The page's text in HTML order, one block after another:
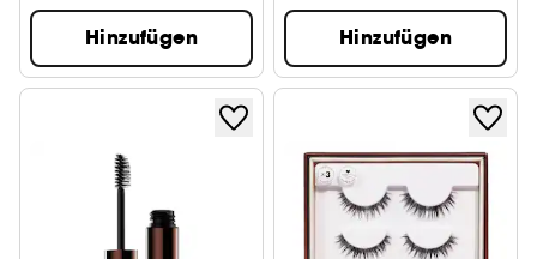
Hinzufügen Hinzufügen